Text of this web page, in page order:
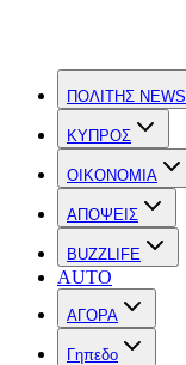
ΠΟΛΙΤΗΣ NEWS
ΚΥΠΡΟΣ
OIKONOMIA
ΑΠΟΨΕΙΣ
BUZZLIFE
AUTO
ΑΓΟΡΑ
Γηπεδο